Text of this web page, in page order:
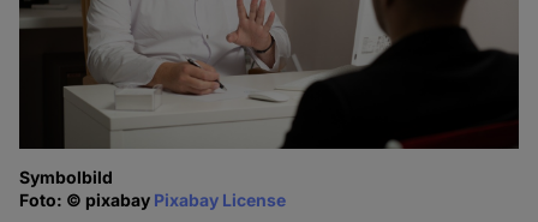
Symbolbild
Foto: © pixabay Pixabay License